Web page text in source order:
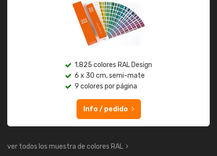
1.825 colores RAL Design
6 x 30 cm, semi-mate
9 colores por página
Info / pedido
ver todos los muestra de colores RAL